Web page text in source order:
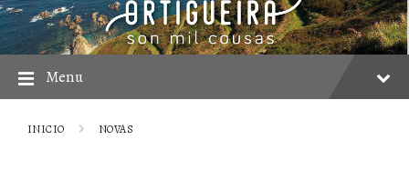
Skip
to
content
Skip
to
main
navigation
Skip
to
footer
Menu
INICIO NOVAS